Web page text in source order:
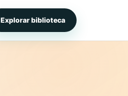
Explorar biblioteca